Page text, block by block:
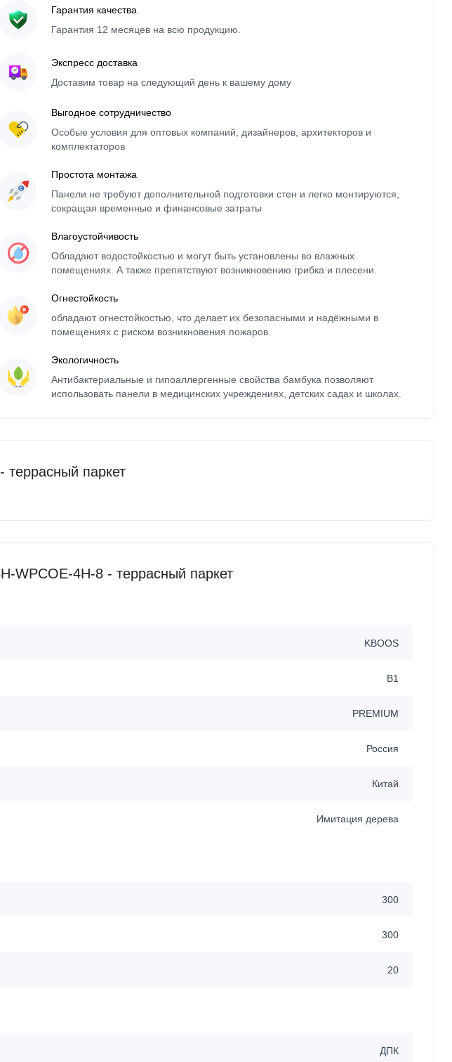
Гарантия качества
Гарантия 12 месяцев на всю продукцию.
Экспресс доставка
Доставим товар на следующий день к вашему дому
Выгодное сотрудничество
Особые условия для оптовых компаний, дизайнеров, архитекторов и
комплектаторов
Простота монтажа
Панели не требуют дополнительной подготовки стен и легко монтируются,
сокращая временные и финансовые затраты
Влагоустойчивость
Обладают водостойкостью и могут быть установлены во влажных
помещениях. А также препятствуют возникновению грибка и плесени.
Огнестойкость
обладают огнестойкостью, что делает их безопасными и надёжными в
помещениях с риском возникновения пожаров.
Экологичность
Антибактериальные и гипоаллергенные свойства бамбука позволяют
использовать панели в медицинских учреждениях, детских садах и школах.
паркет
WPCOE-4H-8 - террасный паркет
KBOOS
B1
PREMIUM
Россия
Китай
Имитация дерева
300
300
20
ДПК